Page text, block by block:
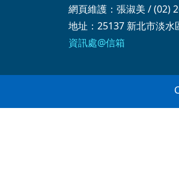
網頁維護：張淑美 / (02)
地址：25137 新北市淡
資訊處@信箱